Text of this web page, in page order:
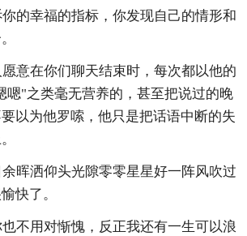
的幸福的指标，你发现自己的情形和
意在你们聊天结束时，每次都以他的
嗯"之类毫无营养的，甚至把说过的晚
以为他罗嗦，他只是把话语中断的失
晖洒仰头光隙零零星星好一阵风吹过
快了。
不用对惭愧，反正我还有一生可以浪